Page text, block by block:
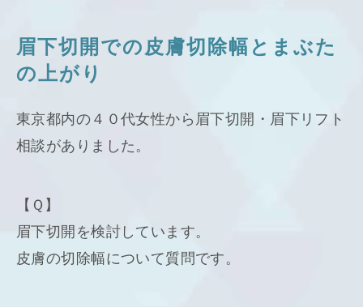
眉下切開での皮膚切除幅とまぶた
の上がり
東京都内の４０代女性から眉下切開・眉下リフト
相談がありました。
【Ｑ】
眉下切開を検討しています。
皮膚の切除幅について質問です。